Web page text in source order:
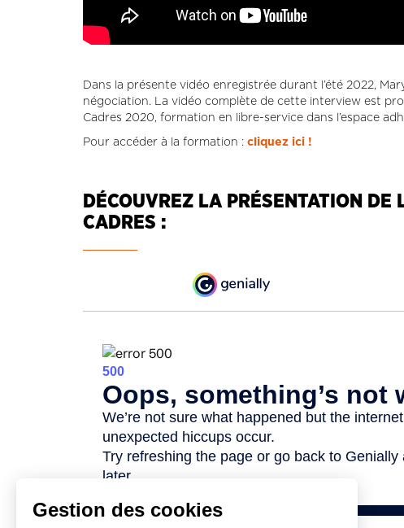
Dans la présente vidéo enregistrée durant l’été 2022,
négociation. La vidéo complète de cette interview est
Cadres 2020, formation en libre-service dans l’espace
Pour accéder à la formation : cliquez ici !
DÉCOUVREZ LA PRÉSENTATION DE
CADRES :
Gestion des cookies